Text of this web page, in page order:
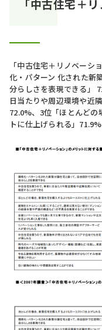
「中古住宅＋
「中古住宅＋リノベーシ
化・パターン 化された新
分らしさを表現できる」
日当たりや周辺環境や近
72.0%、3位「ほとんどの
トに仕上げられる」71.9%